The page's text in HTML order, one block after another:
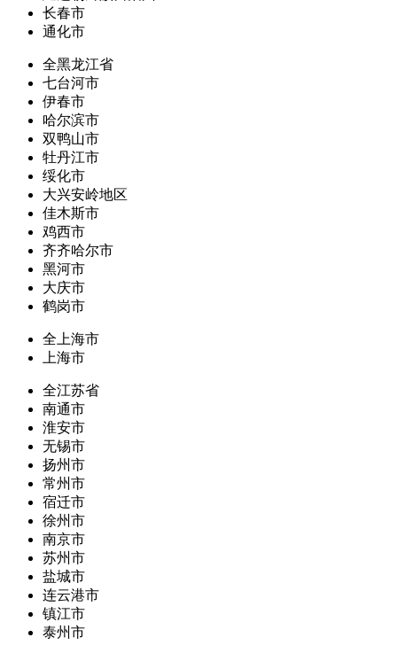
长春市
通化市
全黑龙江省
七台河市
伊春市
哈尔滨市
双鸭山市
牡丹江市
绥化市
大兴安岭地区
佳木斯市
鸡西市
齐齐哈尔市
黑河市
大庆市
鹤岗市
全上海市
上海市
全江苏省
南通市
淮安市
无锡市
扬州市
常州市
宿迁市
徐州市
南京市
苏州市
盐城市
连云港市
镇江市
泰州市